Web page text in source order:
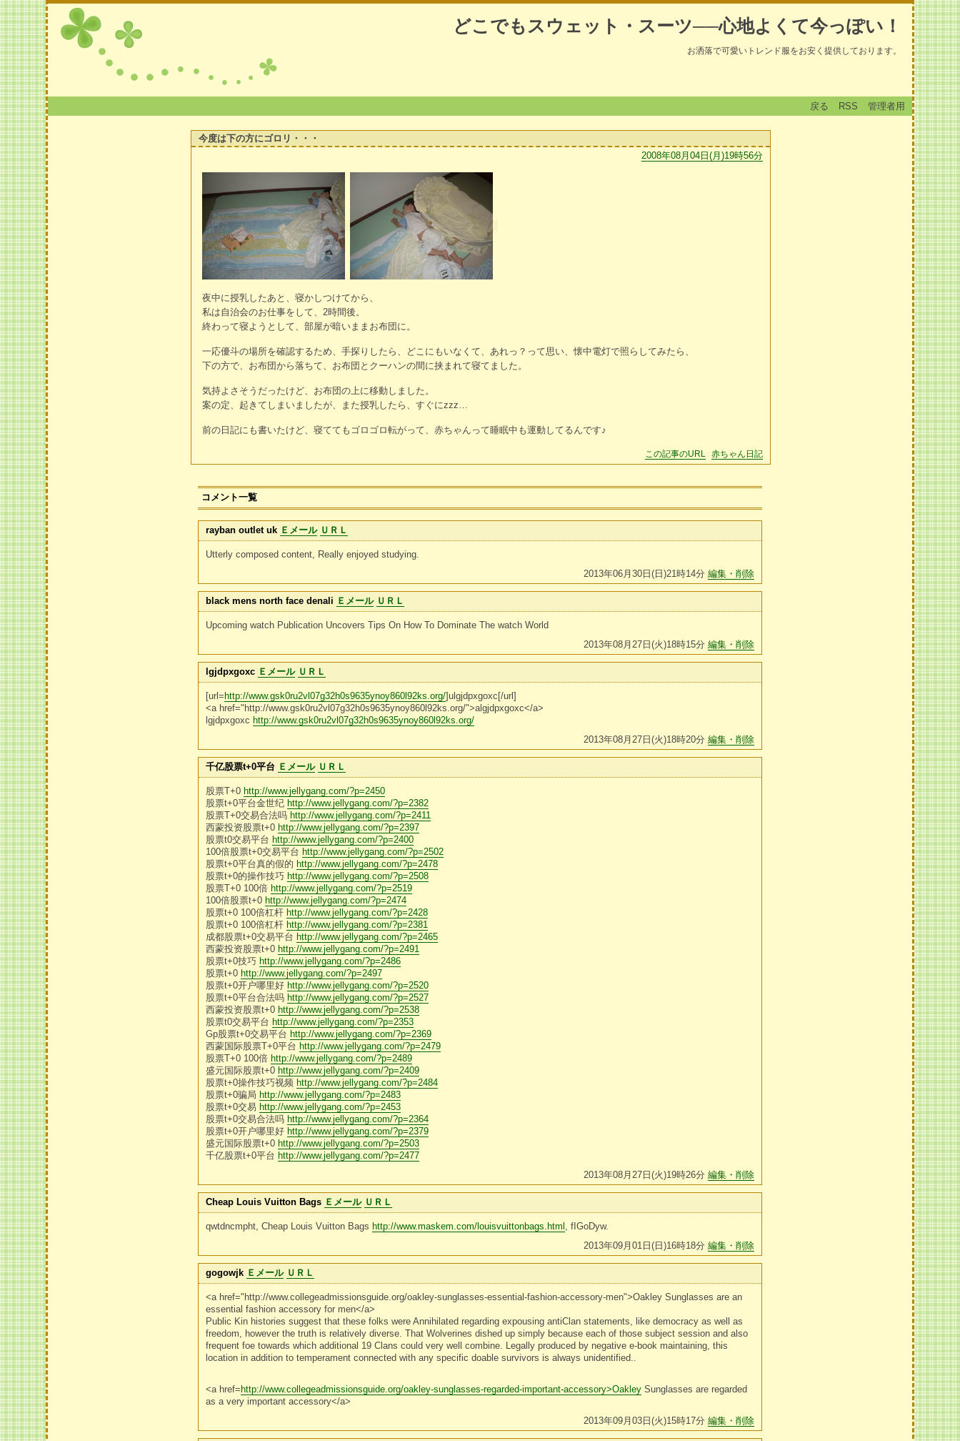
どこでもスウェット・スーツ──心地よくて今っぽい！
お洒落で可愛いトレンド服をお安く提供しております。
戻る RSS 管理者用
今度は下の方にゴロリ・・・
2008年08月04日(月)19時56分
夜中に授乳したあと、寝かしつけてから、
私は自治会のお仕事をして、2時間後。
終わって寝ようとして、部屋が暗いままお布団に。
一応優斗の場所を確認するため、手探りしたら、どこにもいなくて、あれっ？って思い、懐中電灯で照らしてみたら、
下の方で、お布団から落ちて、お布団とクーハンの間に挟まれて寝てました。
気持よさそうだったけど、お布団の上に移動しました。
案の定、起きてしまいましたが、また授乳したら、すぐにzzz…
前の日記にも書いたけど、寝ててもゴロゴロ転がって、赤ちゃんって睡眠中も運動してるんです♪
この記事のURL 赤ちゃん日記
コメント一覧
rayban outlet uk Ｅメール ＵＲＬ
Utterly composed content, Really enjoyed studying.
2013年06月30日(日)21時14分 編集・削除
black mens north face denali Ｅメール ＵＲＬ
Upcoming watch Publication Uncovers Tips On How To Dominate The watch World
2013年08月27日(火)18時15分 編集・削除
lgjdpxgoxc Ｅメール ＵＲＬ
[url= http://www.gsk0ru2vl07g32h0s9635ynoy860l92ks.org/]ulgjdpxgoxc[/url]
<a href="http://www.gsk0ru2vl07g32h0s9635ynoy860l92ks.org/">algjdpxgoxc</a>
lgjdpxgoxc http://www.gsk0ru2vl07g32h0s9635ynoy860l92ks.org/
2013年08月27日(火)18時20分 編集・削除
千亿股票t+0平台 Ｅメール ＵＲＬ
股票T+0 http://www.jellygang.com/?p=2450
股票t+0平台金世纪 http://www.jellygang.com/?p=2382
股票T+0交易合法吗 http://www.jellygang.com/?p=2411
西蒙投资股票t+0 http://www.jellygang.com/?p=2397
股票t0交易平台 http://www.jellygang.com/?p=2400
100倍股票t+0交易平台 http://www.jellygang.com/?p=2502
股票t+0平台真的假的 http://www.jellygang.com/?p=2478
股票t+0的操作技巧 http://www.jellygang.com/?p=2508
股票T+0 100倍 http://www.jellygang.com/?p=2519
100倍股票t+0 http://www.jellygang.com/?p=2474
股票t+0 100倍杠杆 http://www.jellygang.com/?p=2428
股票t+0 100倍杠杆 http://www.jellygang.com/?p=2381
成都股票t+0交易平台 http://www.jellygang.com/?p=2465
西蒙投资股票t+0 http://www.jellygang.com/?p=2491
股票t+0技巧 http://www.jellygang.com/?p=2486
股票t+0 http://www.jellygang.com/?p=2497
股票t+0开户哪里好 http://www.jellygang.com/?p=2520
股票t+0平台合法吗 http://www.jellygang.com/?p=2527
西蒙投资股票t+0 http://www.jellygang.com/?p=2538
股票t0交易平台 http://www.jellygang.com/?p=2353
Gp股票t+0交易平台 http://www.jellygang.com/?p=2369
西蒙国际股票T+0平台 http://www.jellygang.com/?p=2479
股票T+0 100倍 http://www.jellygang.com/?p=2489
盛元国际股票t+0 http://www.jellygang.com/?p=2409
股票t+0操作技巧视频 http://www.jellygang.com/?p=2484
股票t+0骗局 http://www.jellygang.com/?p=2483
股票t+0交易 http://www.jellygang.com/?p=2453
股票t+0交易合法吗 http://www.jellygang.com/?p=2364
股票t+0开户哪里好 http://www.jellygang.com/?p=2379
盛元国际股票t+0 http://www.jellygang.com/?p=2503
千亿股票t+0平台 http://www.jellygang.com/?p=2477
2013年08月27日(火)19時26分 編集・削除
Cheap Louis Vuitton Bags Ｅメール ＵＲＬ
qwtdncmpht, Cheap Louis Vuitton Bags http://www.maskem.com/louisvuittonbags.html , fIGoDyw.
2013年09月01日(日)16時18分 編集・削除
gogowjk Ｅメール ＵＲＬ
<a href="http://www.collegeadmissionsguide.org/oakley-sunglasses-essential-fashion-accessory-men">Oakley Sunglasses are an
essential fashion accessory for men</a>
Public Kin histories suggest that these folks were Annihilated regarding expousing antiClan statements, like democracy as well as
freedom, however the truth is relatively diverse. That Wolverines dished up simply because each of those subject session and also
frequent foe towards which additional 19 Clans could very well combine. Legally produced by negative e-book maintaining, this
location in addition to temperament connected with any specific doable survivors is always unidentified..
<a href= http://www.collegeadmissionsguide.org/oakley-sunglasses-regarded-important-accessory>Oakley Sunglasses are regarded
as a very important accessory</a>
2013年09月03日(火)15時17分 編集・削除